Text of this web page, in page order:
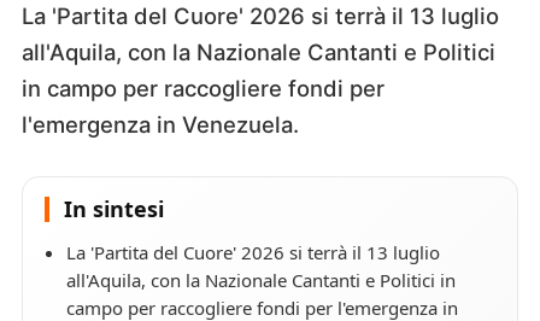
La 'Partita del Cuore' 2026 si terrà il 13 luglio
all'Aquila, con la Nazionale Cantanti e Politici
in campo per raccogliere fondi per
l'emergenza in Venezuela.
In sintesi
La 'Partita del Cuore' 2026 si terrà il 13 luglio
all'Aquila, con la Nazionale Cantanti e Politici in
campo per raccogliere fondi per l'emergenza in